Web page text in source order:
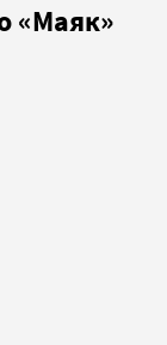
«Маяк»